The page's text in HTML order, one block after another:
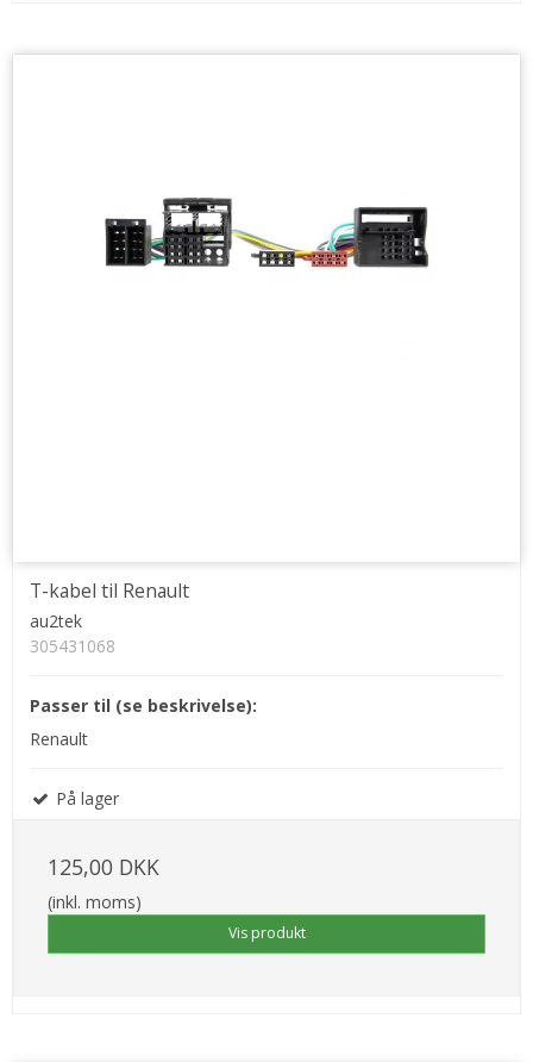
T-kabel til Renault
au2tek
305431068
Passer til (se beskrivelse):
Renault
På lager
125,00 DKK
(inkl. moms)
Vis produkt